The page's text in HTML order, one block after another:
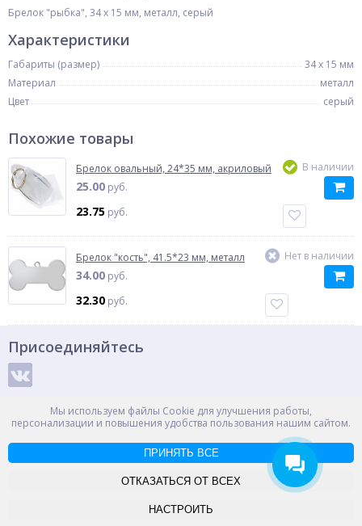
Брелок "рыбка", 34 x 15 мм, металл, серый
Характеристики
Габариты (размер)
34 x 15 мм
Материал
металл
Цвет
серый
Похожие товары
Брелок овальный, 24*35 мм, акриловый
25.00 руб.
23.75 руб.
В наличии
Брелок "кость", 41.5*23 мм, металл
34.00 руб.
32.30 руб.
Нет в наличии
Мы используем файлы Cookie для улучшения работы,
персонализации и повышения удобства пользования нашим сайтом.
ПРИНЯТЬ ВСЕ
ОТКАЗАТЬСЯ ОТ ВСЕХ
НАСТРОИТЬ
Присоединяйтесь
Способы оплаты
Россия, Великий Новгород, пр. Александра Корсунова 14А